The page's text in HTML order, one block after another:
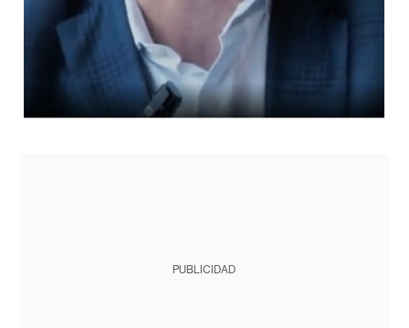
PUBLICIDAD